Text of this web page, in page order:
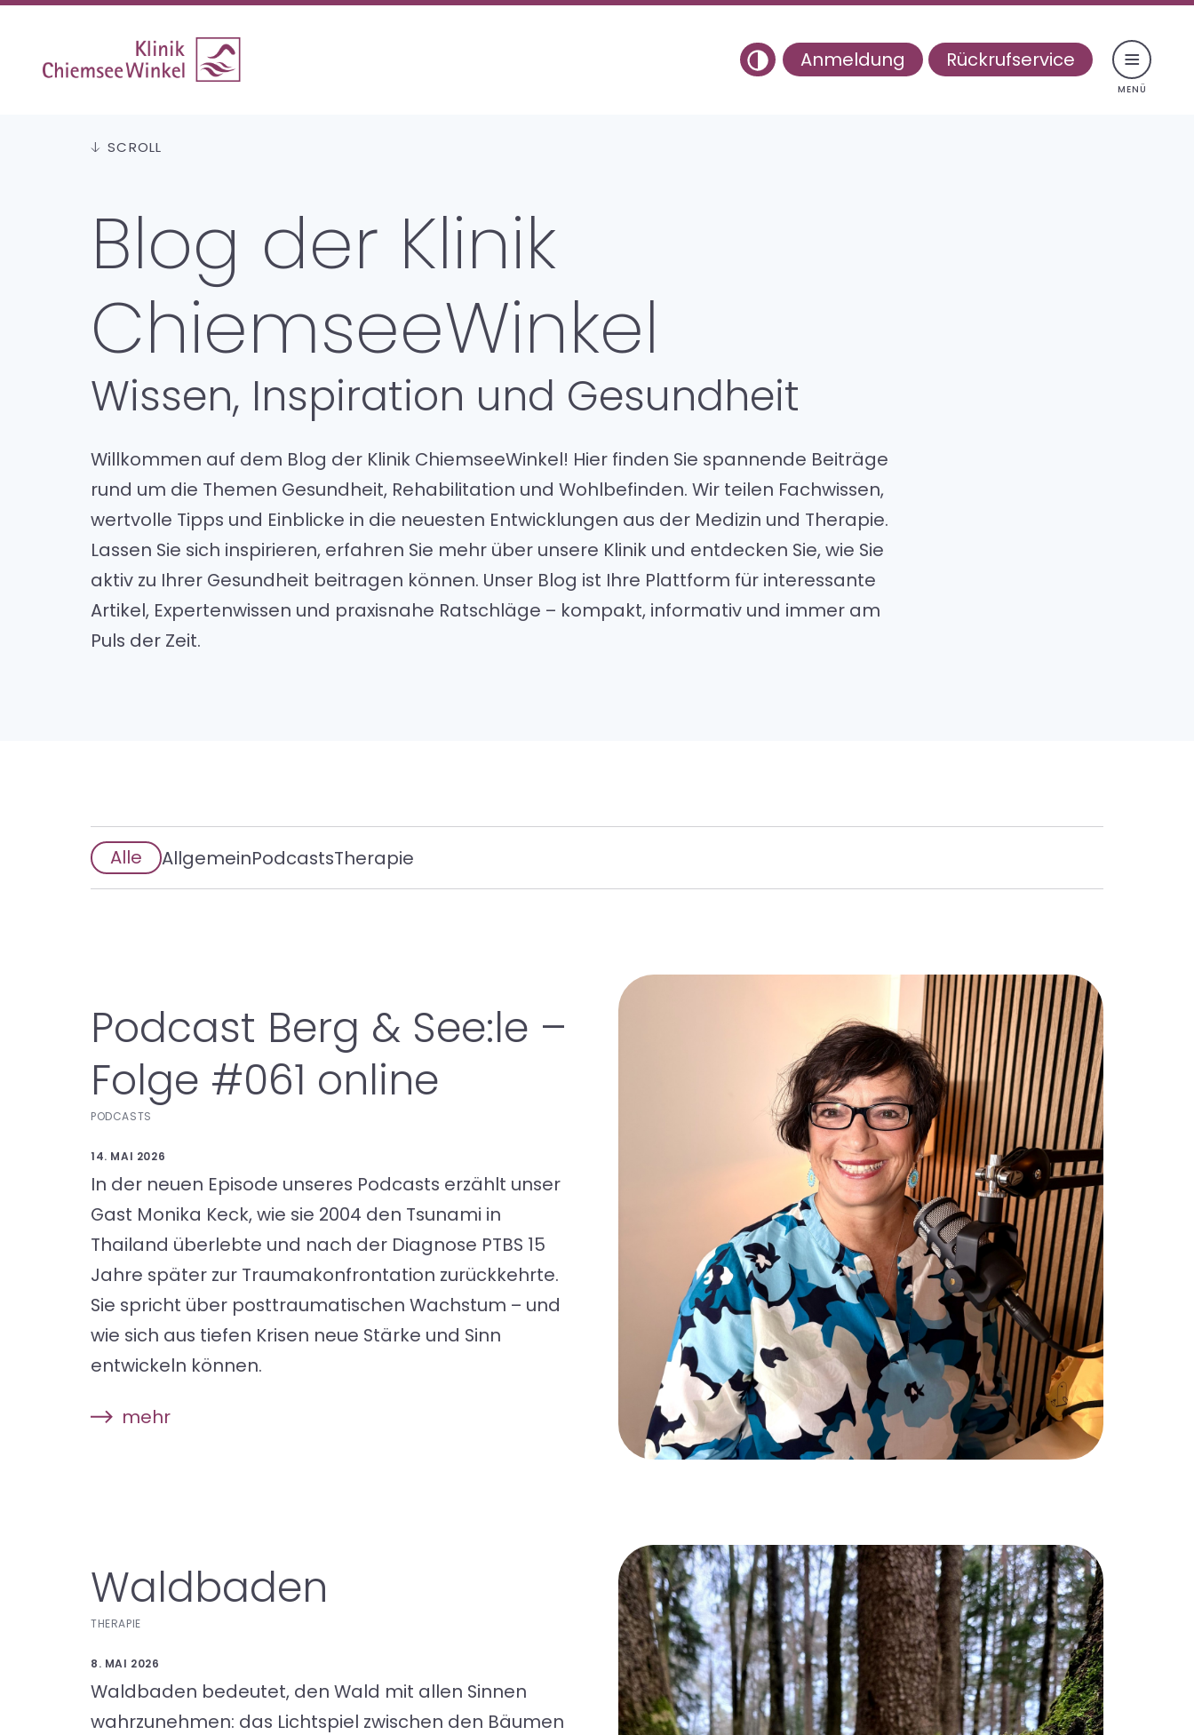
Anmeldung Rückrufservice
Toggle navigation
Aufenthalt
Aufnahmeweg
Kontakt & Anfahrt
Rückrufservice
SCROLL
Blog der Klinik
ChiemseeWinkel
Wissen, Inspiration und Gesundheit
Willkommen auf dem Blog der Klinik ChiemseeWinkel! Hier finden Sie spannende Beiträge
rund um die Themen Gesundheit, Rehabilitation und Wohlbefinden. Wir teilen Fachwissen,
wertvolle Tipps und Einblicke in die neuesten Entwicklungen aus der Medizin und Therapie.
Lassen Sie sich inspirieren, erfahren Sie mehr über unsere Klinik und entdecken Sie, wie Sie
aktiv zu Ihrer Gesundheit beitragen können. Unser Blog ist Ihre Plattform für interessante
Artikel, Expertenwissen und praxisnahe Ratschläge – kompakt, informativ und immer am
Puls der Zeit.
Alle AllgemeinPodcastsTherapie
Podcast Berg & See:le –
Folge #061 online
PODCASTS
14. MAI 2026
In der neuen Episode unseres Podcasts erzählt unser
Gast Monika Keck, wie sie 2004 den Tsunami in
Thailand überlebte und nach der Diagnose PTBS 15
Jahre später zur Traumakonfrontation zurückkehrte.
Sie spricht über posttraumatischen Wachstum – und
wie sich aus tiefen Krisen neue Stärke und Sinn
entwickeln können.
mehr
Waldbaden
THERAPIE
8. MAI 2026
Waldbaden bedeutet, den Wald mit allen Sinnen
wahrzunehmen: das Lichtspiel zwischen den Bäumen